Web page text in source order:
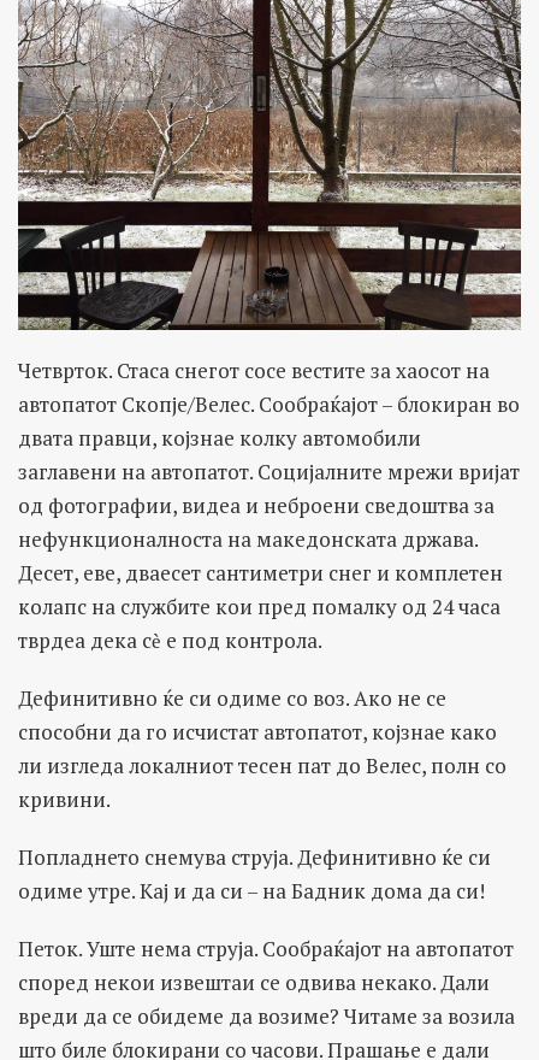
Четврток. Стаса снегот сосе вестите за хаосот на
автопатот Скопје/Велес. Сообраќајот – блокиран во
двата правци, којзнае колку автомобили
заглавени на автопатот. Социјалните мрежи вријат
од фотографии, видеа и неброени сведоштва за
нефункционалноста на македонската држава.
Десет, еве, дваесет сантиметри снег и комплетен
колапс на службите кои пред помалку од 24 часа
тврдеа дека сѐ е под контрола.
Дефинитивно ќе си одиме со воз. Ако не се
способни да го исчистат автопатот, којзнае како
ли изгледа локалниот тесен пат до Велес, полн со
кривини.
Попладнето снемува струја. Дефинитивно ќе си
одиме утре. Кај и да си – на Бадник дома да си!
Петок. Уште нема струја. Сообраќајот на автопатот
според некои извештаи се одвива некако. Дали
вреди да се обидеме да возиме? Читаме за возила
што биле блокирани со часови. Прашање е дали